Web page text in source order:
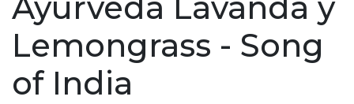
Ayurveda Lavanda y
Lemongrass - Song
of India